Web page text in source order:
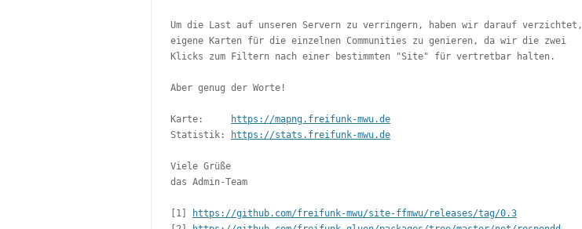
Um die Last auf unseren Servern zu verringern, haben wir darauf verzichtet,
eigene Karten für die einzelnen Communities zu genieren, da wir die zwei
Klicks zum Filtern nach einer bestimmten "Site" für vertretbar halten.
Aber genug der Worte!
Karte:
https://mapng.freifunk-mwu.de
Statistik:
https://stats.freifunk-mwu.de
Viele Grüße
das Admin-Team
[1]
https://github.com/freifunk-mwu/site-ffmwu/releases/tag/0.3